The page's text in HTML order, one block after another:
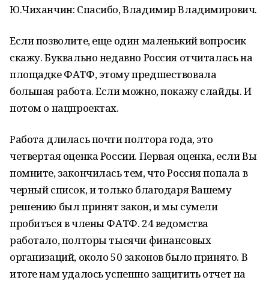
Ю.Чиханчин: Спасибо, Владимир Владимирович.
Если позволите, еще один маленький вопросик
скажу. Буквально недавно Россия отчиталась на
площадке ФАТФ, этому предшествовала
большая работа. Если можно, покажу слайды. И
потом о нацпроектах.
Работа длилась почти полтора года, это
четвертая оценка России. Первая оценка, если Вы
помните, закончилась тем, что Россия попала в
черный список, и только благодаря Вашему
решению был принят закон, и мы сумели
пробиться в члены ФАТФ. 24 ведомства
работало, полторы тысячи финансовых
организаций, около 50 законов было принято. В
итоге нам удалось успешно защитить отчет на